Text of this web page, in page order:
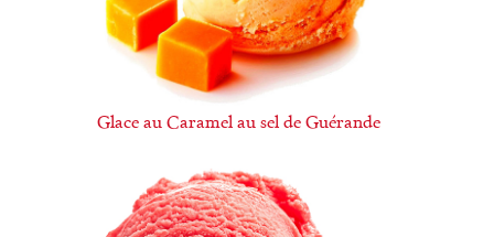
Glace au Caramel au sel de Guérande